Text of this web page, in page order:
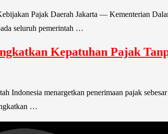
Pajak Daerah Jakarta — Kementerian
seluruh pemerintah …
Kepatuhan Pajak
Indonesia menargetkan penerimaan pajak
…